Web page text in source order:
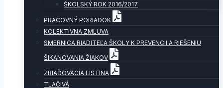
ŠKOLSKÝ ROK 2016/2017
PRACOVNÝ PORIADOK
KOLEKTÍVNA ZMLUVA
SMERNICA RIADITEĽA ŠKOLY K PREVENCII A RIEŠENIU
ŠIKANOVANIA ŽIAKOV
ZRIAĎOVACIA LISTINA
TLAČIVÁ